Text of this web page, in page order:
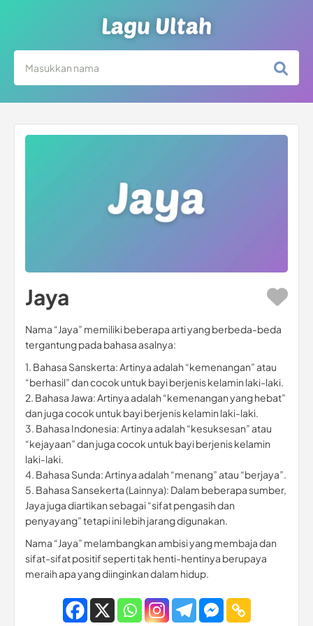
Lagu Ultah
Jaya
Nama “Jaya” memiliki beberapa arti yang berbeda-beda
tergantung pada bahasa asalnya:
1. Bahasa Sanskerta: Artinya adalah “kemenangan” atau
“berhasil” dan cocok untuk bayi berjenis kelamin laki-laki.
2. Bahasa Jawa: Artinya adalah “kemenangan yang hebat”
dan juga cocok untuk bayi berjenis kelamin laki-laki.
3. Bahasa Indonesia: Artinya adalah “kesuksesan” atau
“kejayaan” dan juga cocok untuk bayi berjenis kelamin
laki-laki.
4. Bahasa Sunda: Artinya adalah “menang” atau “berjaya”.
5. Bahasa Sansekerta (Lainnya): Dalam beberapa sumber,
Jaya juga diartikan sebagai “sifat pengasih dan
penyayang” tetapi ini lebih jarang digunakan.
Nama “Jaya” melambangkan ambisi yang membaja dan
sifat-sifat positif seperti tak henti-hentinya berupaya
meraih apa yang diinginkan dalam hidup.